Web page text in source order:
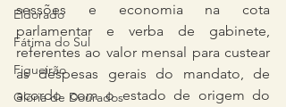
Eldorado
Fátima do Sul
Figueirão
Glória de Dourados
sessões e economia na cota
parlamentar e verba de gabinete,
referentes ao valor mensal para custear
as despesas gerais do mandato, de
acordo com o estado de origem do